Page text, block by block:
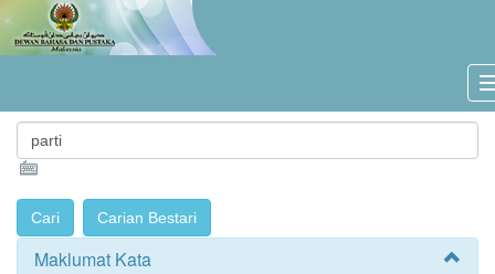
Maklumat Kata